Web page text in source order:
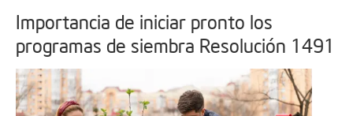
Importancia de iniciar pronto los
programas de siembra Resolución 1491